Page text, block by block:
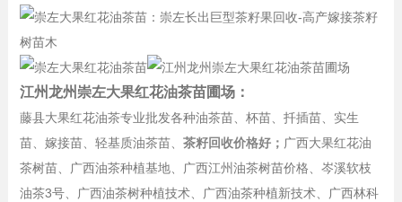
江州龙州崇左大果红花油茶苗圃场：
藤县大果红花油茶专业批发各种油茶苗、杯苗、扦插苗、实生
苗、嫁接苗、轻基质油茶苗、 茶籽回收价格好； 广西大果红花油
茶树苗、广西油茶种植基地、广西江州油茶树苗价格、岑溪软枝
油茶3号、广西油茶树种植技术、广西油茶种植新技术、广西林科